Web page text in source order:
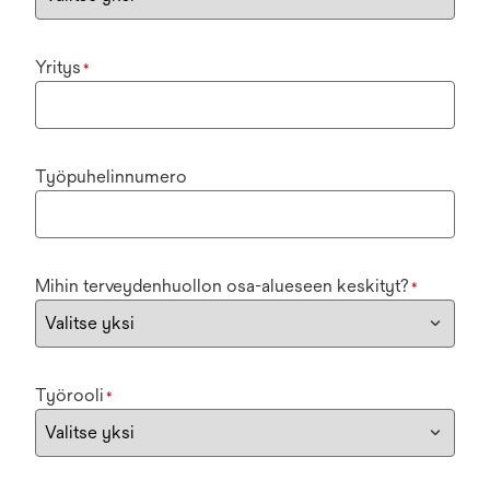
Yritys *
Työpuhelinnumero
Mihin terveydenhuollon osa-alueseen keskityt? *
Työrooli *